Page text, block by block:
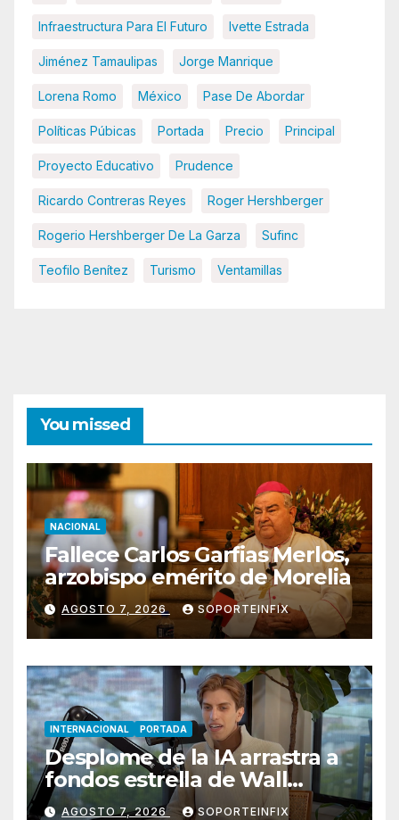
Infraestructura Para El Futuro Ivette Estrada
Jiménez Tamaulipas Jorge Manrique
Lorena Romo México Pase De Abordar
Políticas Púbicas Portada Precio Principal
Proyecto Educativo Prudence
Ricardo Contreras Reyes Roger Hershberger
Rogerio Hershberger De La Garza Sufinc
Teofilo Benítez Turismo Ventamillas
You missed
NACIONAL
Fallece Carlos Garfias Merlos,
arzobispo emérito de Morelia
AGOSTO 7, 2026 SOPORTEINFIX
INTERNACIONAL PORTADA
Desplome de la IA arrastra a
fondos estrella de Wall
Street
AGOSTO 7, 2026 SOPORTEINFIX